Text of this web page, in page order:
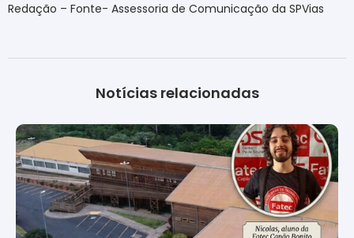
Redação – Fonte- Assessoria de Comunicação da SPVias
Notícias relacionadas